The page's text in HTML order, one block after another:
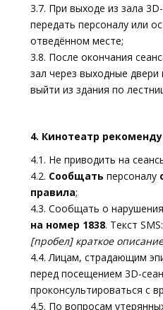
3.7. При выходе из зала
передать персоналу или
отведённом месте;
3.8. После окончания
зал через выходные двери
выйти из здания по
4. Кинотеатр
4.1. Не приводить на
4.2. Сообщать персоналу
правила;
4.3. Сообщать о
на номер 1838. Текст SMS:
[пробел] краткое
4.4. Лицам, страдающим
перед посещением 3D-
проконсультироваться с
4.5. По вопросам